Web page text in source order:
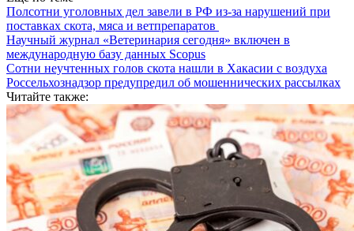
Полсотни уголовных дел завели в РФ из-за нарушений при
поставках скота, мяса и ветпрепаратов
Научный журнал «Ветеринария сегодня» включен в
международную базу данных Scopus
Сотни неучтенных голов скота нашли в Хакасии с воздуха
Россельхознадзор предупредил об мошеннических рассылках
Читайте также: